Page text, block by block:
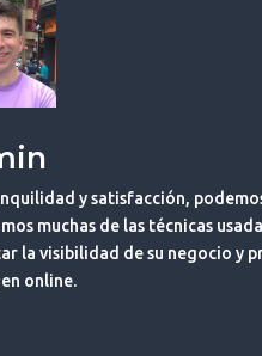
y satisfacción,
muchas de las técnicas
la visibilidad de su negocio y
online.